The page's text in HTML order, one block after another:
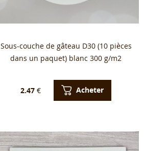
Sous-couche de gâteau D30 (10 pièces
dans un paquet) blanc 300 g/m2
2.47 € Acheter